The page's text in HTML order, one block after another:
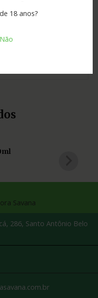
18 anos?
Não
286, Santo Antônio Belo